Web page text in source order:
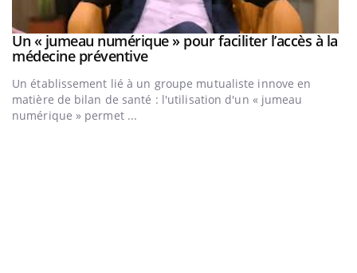
Youtube
Un « jumeau numérique » pour faciliter l’accès à la
médecine préventiveYoutube
Un établissement lié à un groupe mutualiste innove en
matière de bilan de santé : l'utilisation d'un « jumeau
numérique » permet ...